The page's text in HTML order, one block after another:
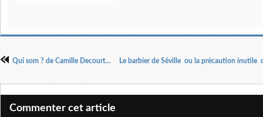
Qui som ? de Camille Decourtye et Blaï Mateu Trias
Commenter cet article